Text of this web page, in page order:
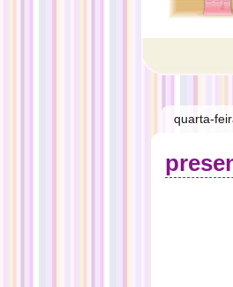
quarta-